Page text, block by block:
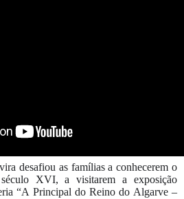
desafiou as famílias a conhecerem o
XVI, a visitarem a exposição
“A Principal do Reino do Algarve –